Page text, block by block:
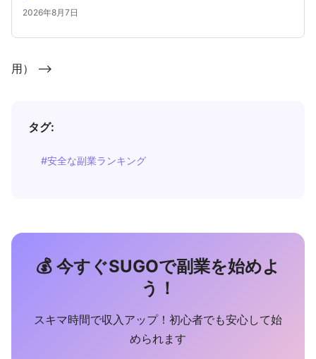
2026年8月7日
用） -->
タグ:
#安全な副業ランキング
💰 今すぐSUGOで副業を始めよ
う！
スキマ時間で収入アップ！初心者でも安心して始
められます